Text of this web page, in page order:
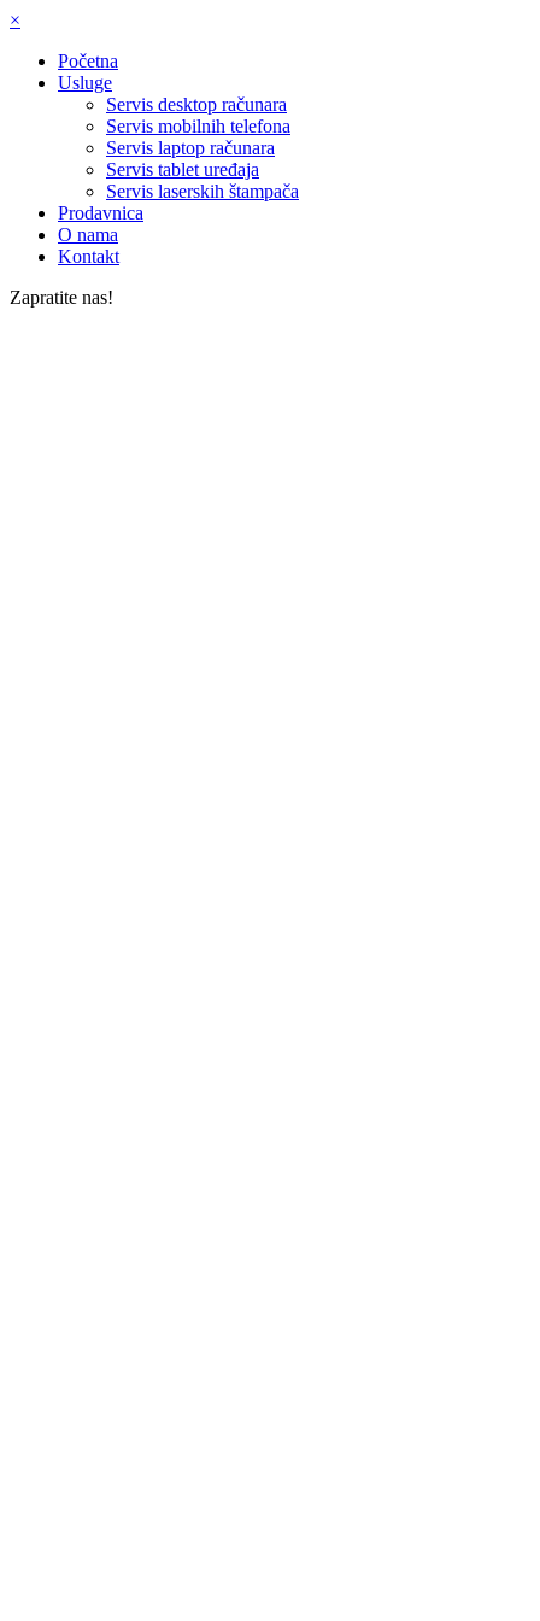
×
Početna
Usluge
Servis desktop računara
Servis mobilnih telefona
Servis laptop računara
Servis tablet uređaja
Servis laserskih štampača
Prodavnica
O nama
Kontakt
Zapratite nas!